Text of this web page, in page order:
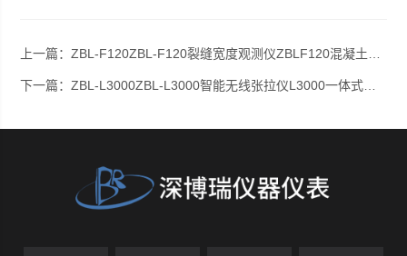
上一篇：ZBL-F120ZBL-F120裂缝宽度观测仪ZBLF120混凝土非金属裂缝检测
下一篇：ZBL-L3000ZBL-L3000智能无线张拉仪L3000一体式智能无线张拉仪